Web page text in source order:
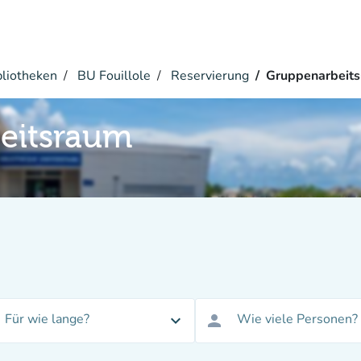
BU Fouillole Reservierung
Für wie lange? expand_more person Wie viele Personen?